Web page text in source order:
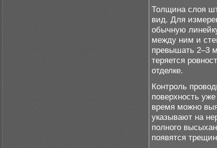
Толщина слоя
вид. Для
обычную
между ним и
превышать 2–3
теряется
отделке.
Контроль
поверхность
время можно
указывают на
полного
появятся